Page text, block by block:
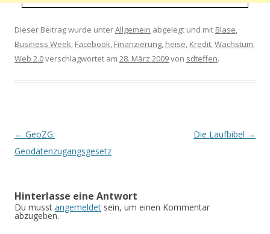
Dieser Beitrag wurde unterAllgemein abgelegt und mit Blase,
Business Week, Facebook, Finanzierung, heise, Kredit,Wachstum,
Web 2.0verschlagwortet am 28. März 2009von sdteffen.
Artikel-Navigation
← GeoZG:
Geodatenzugangsgesetz
Die Laufbibel →
Hinterlasse eine Antwort
Du musst angemeldet sein, um einen Kommentar
abzugeben.